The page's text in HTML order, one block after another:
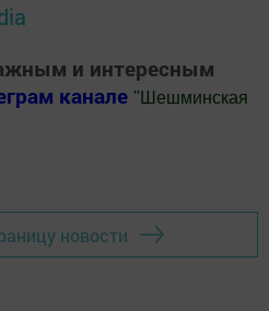
и интересным
канале " Шешминская
новости